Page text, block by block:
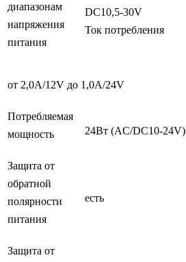
диапазонам
напряжения
питания
DC10,5-30V
Ток потребления
от 2,0А/12V до 1,0A/24V
Потребляемая
мощность
24Вт (AC/DC10-24V)
Защита от
обратной
полярности
питания
есть
Защита от